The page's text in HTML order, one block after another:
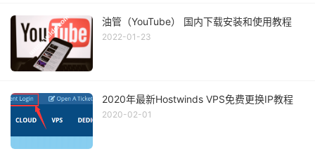
油管（YouTube） 国内下载安装和使用教程
2022-01-23
2020年最新Hostwinds VPS免费更换IP教程
2020-02-01